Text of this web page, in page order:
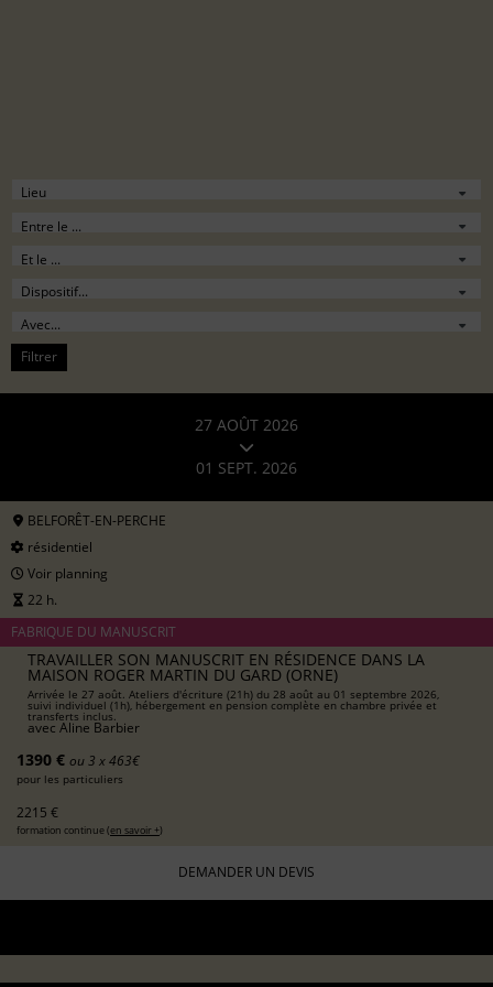
Filtrer
27 AOÛT 2026
01 SEPT. 2026
BELFORÊT-EN-PERCHE
résidentiel
Voir planning
22 h.
FABRIQUE DU MANUSCRIT
TRAVAILLER SON MANUSCRIT EN RÉSIDENCE DANS LA
MAISON ROGER MARTIN DU GARD (ORNE)
Arrivée le 27 août. Ateliers d'écriture (21h) du 28 août au 01 septembre 2026,
suivi individuel (1h), hébergement en pension complète en chambre privée et
transferts inclus.
avec Aline Barbier
1390 € ou 3 x 463€
pour les particuliers
2215 €
formation continue (en savoir +)
DEMANDER UN DEVIS